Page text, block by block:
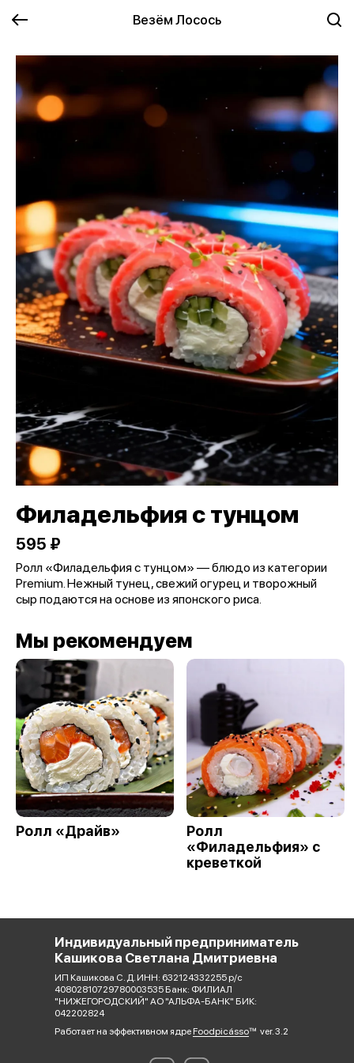
Везём Лосось
Филадельфия с тунцом
595 ₽
Ролл «Филадельфия с тунцом» — блюдо из категории
Premium. Нежный тунец, свежий огурец и творожный
сыр подаются на основе из японского риса.
Мы рекомендуем
Ролл «Драйв»
Ролл
«Филадельфия» с
креветкой
Индивидуальный предприниматель
Кашикова Светлана Дмитриевна
ИП Кашикова С. Д. ИНН: 632124332255 р/с
40802810729780003535 Банк: ФИЛИАЛ
"НИЖЕГОРОДСКИЙ" АО "АЛЬФА-БАНК" БИК:
042202824
Работает на эффективном ядре Foodpicássover. 3.2